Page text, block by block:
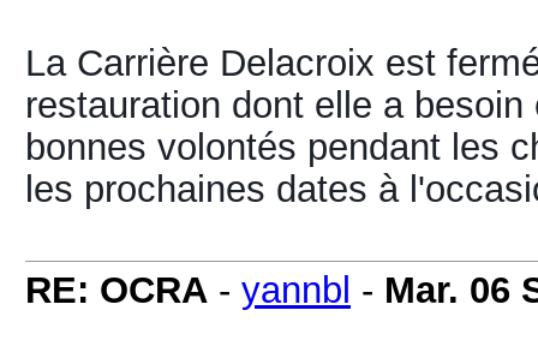
La Carrière Delacroix est
restauration dont elle a
bonnes volontés pendant les
les prochaines dates à
RE: OCRA - yannbl - Mar. 06